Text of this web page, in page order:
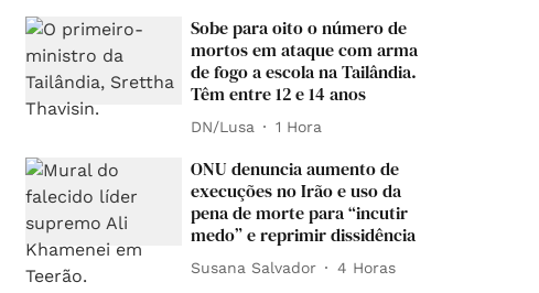
Sobe para oito o número de
mortos em ataque com arma
de fogo a escola na Tailândia.
Têm entre 12 e 14 anos
DN/Lusa 1 Hora
ONU denuncia aumento de
execuções no Irão e uso da
pena de morte para “incutir
medo” e reprimir dissidência
Susana Salvador 4 Horas